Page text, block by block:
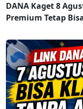
DANA Kaget 8
Premium Tetap